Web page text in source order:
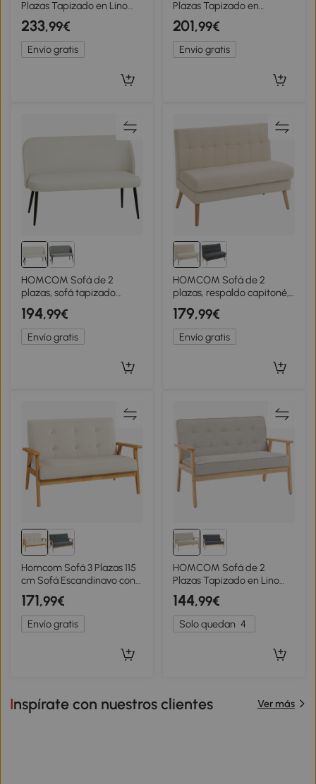
Plazas Tapizado en Lino
Sintético con Espacio de
Almacenaje 2 Almohadas y
Patas de Madera 135x71x84
cm Beige
233,99€
Envío gratis
Plazas Tapizado en
Chenilla con 2 Almohadas
Lavables y Reposabrazos
de Ratán Sintético
123x75x88 cm Beige
201,99€
Envío gratis
HOMCOM Sofá de 2
plazas, sofá tapizado
moderno con estructura de
metal y madera, tapizado
de aspecto aterciopelado,
Beige
194,99€
Envío gratis
HOMCOM Sofá de 2
plazas, respaldo capitoné,
patas de madera,
acolchado grueso, aspecto
lino, para espacios
pequeños, beige
179,99€
Envío gratis
Homcom Sofá 3 Plazas 115
cm Sofá Escandinavo con
Respaldo Capitoné,
Asiento Acolchado y
Reposabrazos, Beige
171,99€
Envío gratis
HOMCOM Sofá de 2
Plazas Tapizado en Lino
Sintético Sofá Nórdico con
Patas y Reposabrazos de
Madera 113x67x78 cm
Beige
144,99€
Solo quedan 4
Inspírate con nuestros clientes Ver más